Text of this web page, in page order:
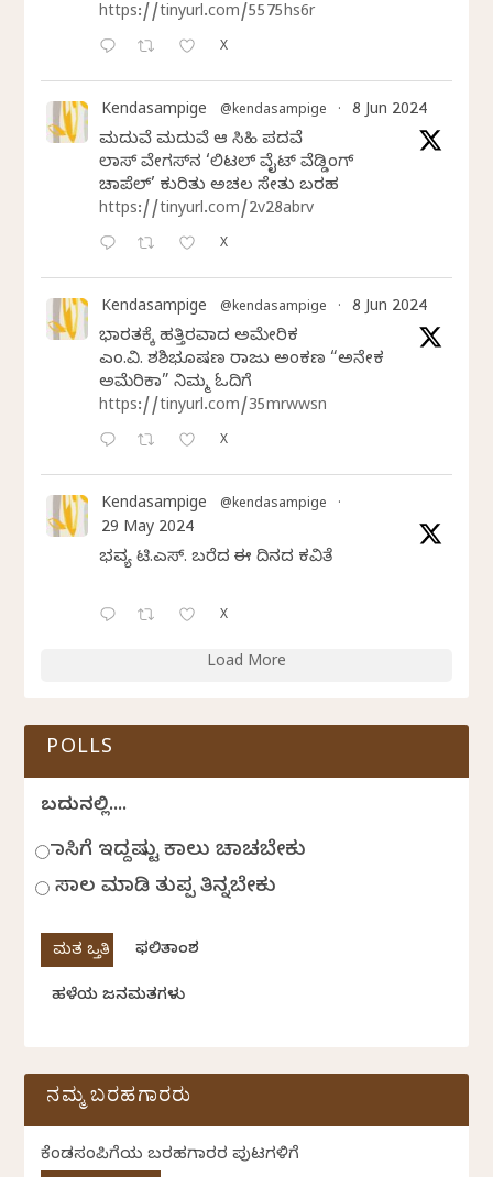
https://tinyurl.com/5575hs6r
X
Kendasampige @kendasampige · 8 Jun 2024
ಮದುವೆ ಮದುವೆ ಆ ಸಿಹಿ ಪದವೆ
ಲಾಸ್‌ ವೇಗಸ್‌ನ ‘ಲಿಟಲ್ ವೈಟ್ ವೆಡ್ಡಿಂಗ್
ಚಾಪೆಲ್’ ಕುರಿತು ಅಚಲ ಸೇತು ಬರಹ
https://tinyurl.com/2v28abrv
X
Kendasampige @kendasampige · 8 Jun 2024
ಭಾರತಕ್ಕೆ ಹತ್ತಿರವಾದ ಅಮೇರಿಕ
ಎಂ.ವಿ. ಶಶಿಭೂಷಣ ರಾಜು ಅಂಕಣ “ಅನೇಕ
ಅಮೆರಿಕಾ” ನಿಮ್ಮ ಓದಿಗೆ
https://tinyurl.com/35mrwwsn
X
Kendasampige @kendasampige ·
29 May 2024
ಭವ್ಯ ಟಿ.ಎಸ್. ಬರೆದ ಈ ದಿನದ ಕವಿತೆ
X
Load More
POLLS
ಬದುಕಿನಲ್ಲಿ....
ಹಾಸಿಗೆ ಇದ್ದಷ್ಟು ಕಾಲು ಚಾಚಬೇಕು
ಸಾಲ ಮಾಡಿ ತುಪ್ಪ ತಿನ್ನಬೇಕು
ಫಲಿತಾಂಶ
ಹಳೆಯ ಜನಮತಗಳು
ನಮ್ಮ ಬರಹಗಾರರು
ಕೆಂಡಸಂಪಿಗೆಯ ಬರಹಗಾರರ ಪುಟಗಳಿಗೆ